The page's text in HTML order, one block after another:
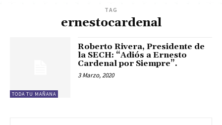
TAG
ernestocardenal
TODA TU MAÑANA
Roberto Rivera, Presidente de
la SECH: “Adiós a Ernesto
Cardenal por Siempre”.
3 Marzo, 2020